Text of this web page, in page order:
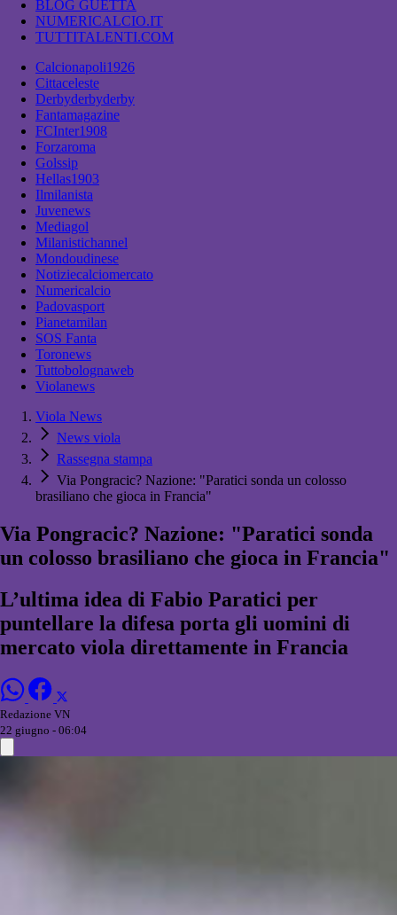
BLOG GUETTA
NUMERICALCIO.IT
TUTTITALENTI.COM
Calcionapoli1926
Cittaceleste
Derbyderbyderby
Fantamagazine
FCInter1908
Forzaroma
Golssip
Hellas1903
Ilmilanista
Juvenews
Mediagol
Milanistichannel
Mondoudinese
Notiziecalciomercato
Numericalcio
Padovasport
Pianetamilan
SOS Fanta
Toronews
Tuttobolognaweb
Violanews
Viola News
News viola
Rassegna stampa
Via Pongracic? Nazione: "Paratici sonda un colosso
brasiliano che gioca in Francia"
Via Pongracic? Nazione: "Paratici sonda
un colosso brasiliano che gioca in Francia"
L’ultima idea di Fabio Paratici per
puntellare la difesa porta gli uomini di
mercato viola direttamente in Francia
Redazione VN
22 giugno - 06:04